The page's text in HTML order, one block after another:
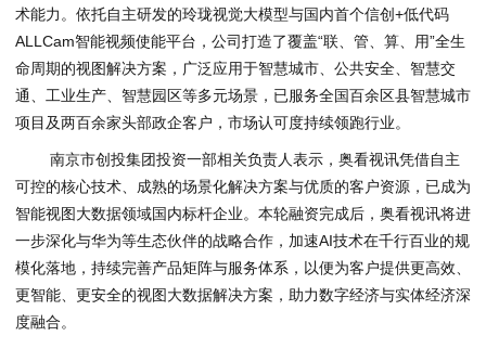
术能力。依托自主研发的玲珑视觉大模型与国内首个信创+低代码
ALLCam智能视频使能平台，公司打造了覆盖“联、管、算、用”全生
命周期的视图解决方案，广泛应用于智慧城市、公共安全、智慧交
通、工业生产、智慧园区等多元场景，已服务全国百余区县智慧城市
项目及两百余家头部政企客户，市场认可度持续领跑行业。
南京市创投集团投资一部相关负责人表示，奥看视讯凭借自主
可控的核心技术、成熟的场景化解决方案与优质的客户资源，已成为
智能视图大数据领域国内标杆企业。本轮融资完成后，奥看视讯将进
一步深化与华为等生态伙伴的战略合作，加速AI技术在千行百业的规
模化落地，持续完善产品矩阵与服务体系，以便为客户提供更高效、
更智能、更安全的视图大数据解决方案，助力数字经济与实体经济深
度融合。